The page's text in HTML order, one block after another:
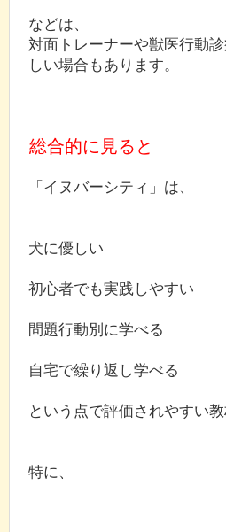
などは、
対面トレーナーや獣医行動
しい場合もあります。
総合的に見ると
「イヌバーシティ」は、
犬に優しい
初心者でも実践しやすい
問題行動別に学べる
自宅で繰り返し学べる
という点で評価されやすい教
特に、